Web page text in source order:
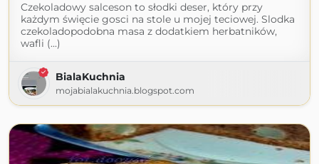
Czekoladowy salceson to słodki deser, który przy
każdym święcie gosci na stole u mojej teciowej. Slodka
czekoladopodobna masa z dodatkiem herbatników,
wafli (...)
BialaKuchnia
mojabialakuchnia.blogspot.com